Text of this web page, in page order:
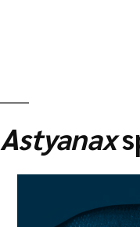
Astyanax